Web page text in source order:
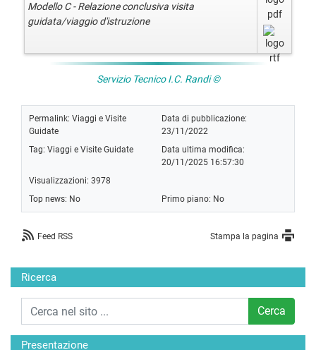
Ricerca
Cerca
Presentazione
Modello C - Relazione conclusiva visita
guidata/viaggio d'istruzione
Servizio Tecnico I.C. Randi ©
Permalink: Viaggi e Visite
Guidate
Data di pubblicazione:
23/11/2022
Tag: Viaggi e Visite Guidate
Data ultima modifica:
20/11/2025 16:57:30
Visualizzazioni: 3978
Top news: No
Primo piano: No
Feed RSS Stampa la pagina